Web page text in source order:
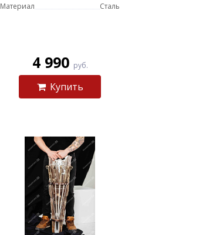
Материал
Сталь
4 990 руб.
Купить